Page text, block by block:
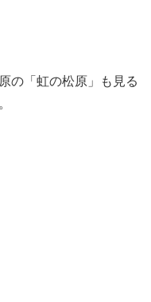
の「虹の松原」も見る